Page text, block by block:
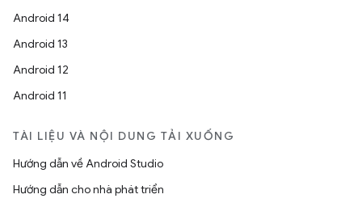
Android 14
Android 13
Android 12
Android 11
TÀI LIỆU VÀ NỘI DUNG TẢI XUỐNG
Hướng dẫn về Android Studio
Hướng dẫn cho nhà phát triển